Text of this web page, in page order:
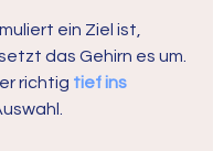
ein Ziel ist,
das Gehirn es um.
richtig tief ins